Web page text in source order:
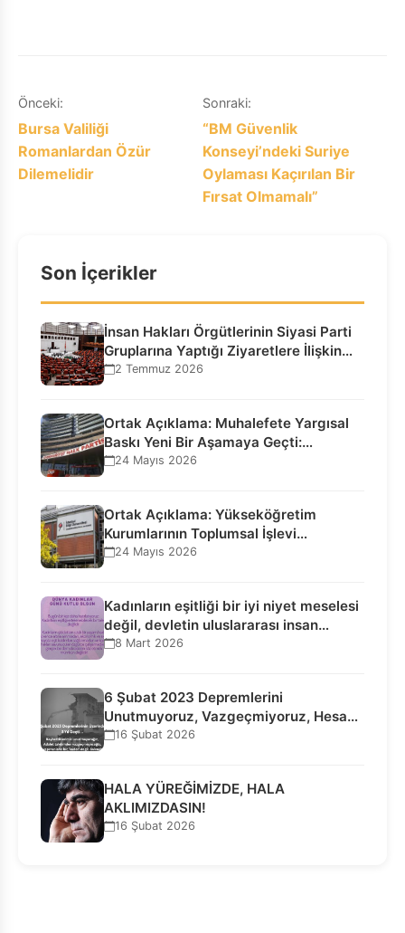
Yazı
gezinmesi
Önceki:
Bursa Valiliği
Romanlardan Özür
Dilemelidir
Sonraki:
“BM Güvenlik
Konseyi’ndeki Suriye
Oylaması Kaçırılan Bir
Fırsat Olmamalı”
Son İçerikler
İnsan Hakları Örgütlerinin Siyasi Parti
Gruplarına Yaptığı Ziyaretlere İlişkin
Bilgilendirme…
2 Temmuz 2026
Ortak Açıklama: Muhalefete Yargısal
Baskı Yeni Bir Aşamaya Geçti:
Seçilmiş…
24 Mayıs 2026
Ortak Açıklama: Yükseköğretim
Kurumlarının Toplumsal İşlevi
Kurucularının Ticari Akıbetine
24 Mayıs 2026
Kadınların eşitliği bir iyi niyet meselesi
değil, devletin uluslararası insan…
8 Mart 2026
6 Şubat 2023 Depremlerini
Unutmuyoruz, Vazgeçmiyoruz, Hesap
Sorulmasını İstiyoruz!
16 Şubat 2026
HALA YÜREĞİMİZDE, HALA
AKLIMIZDASIN!
16 Şubat 2026